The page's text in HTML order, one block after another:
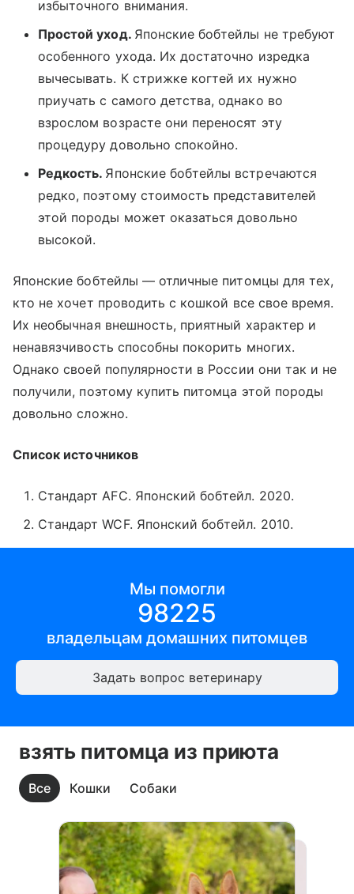
избыточного внимания.
Простой уход. Японские бобтейлы не требуют
особенного ухода. Их достаточно изредка
вычесывать. К стрижке когтей их нужно
приучать с самого детства, однако во
взрослом возрасте они переносят эту
процедуру довольно спокойно.
Редкость. Японские бобтейлы встречаются
редко, поэтому стоимость представителей
этой породы может оказаться довольно
высокой.
Японские бобтейлы — отличные питомцы для тех,
кто не хочет проводить с кошкой все свое время.
Их необычная внешность, приятный характер и
ненавязчивость способны покорить многих.
Однако своей популярности в России они так и не
получили, поэтому купить питомца этой породы
довольно сложно.
Список источников
Стандарт AFC. Японский бобтейл. 2020.
Стандарт WCF. Японский бобтейл. 2010.
Мы помогли
98225
владельцам домашних питомцев
Задать вопрос ветеринару
взять питомца из приюта
Все Кошки Собаки